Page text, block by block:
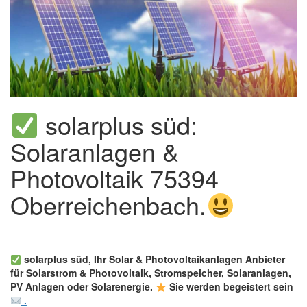
solarplus süd:
Solaranlagen &
Photovoltaik 75394
Oberreichenbach.
solarplus süd, Ihr Solar & Photovoltaikanlagen Anbieter
für Solarstrom & Photovoltaik, Stromspeicher, Solaranlagen,
PV Anlagen oder Solarenergie.
Sie werden begeistert sein
.